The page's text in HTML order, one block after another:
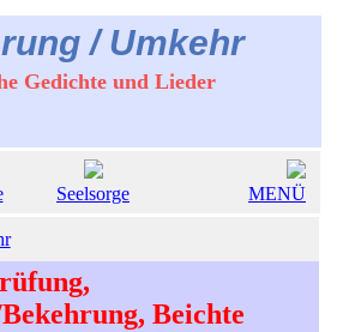
/ Umkehr
Gedichte und Lieder
Seelsorge MENÜ
Beichte